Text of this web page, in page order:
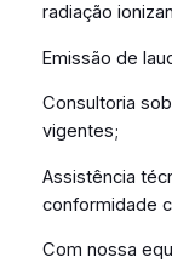
radiação
Emissão de
Consultoria
vigentes;
Assistência
conformidade
Com nossa